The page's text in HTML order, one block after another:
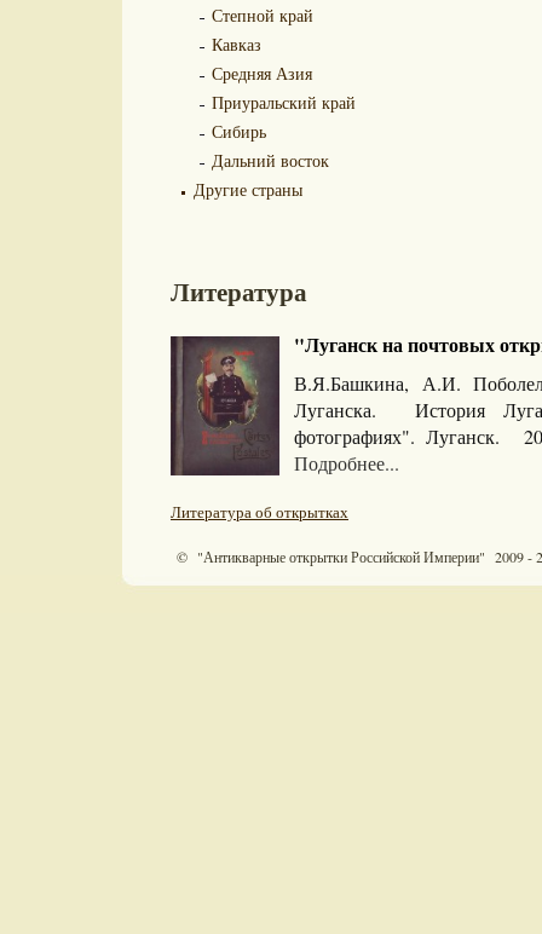
Степной край
Кавказ
Средняя Азия
Приуральский край
Сибирь
Дальний восток
Другие страны
Литература
"Луганск на почтовых
В.Я.Башкина, А.И.
Луганска. История
фотографиях". Луганск.
Подробнее...
Литература об открытках
© "Антикварные открытки Российской Империи" 2009 -